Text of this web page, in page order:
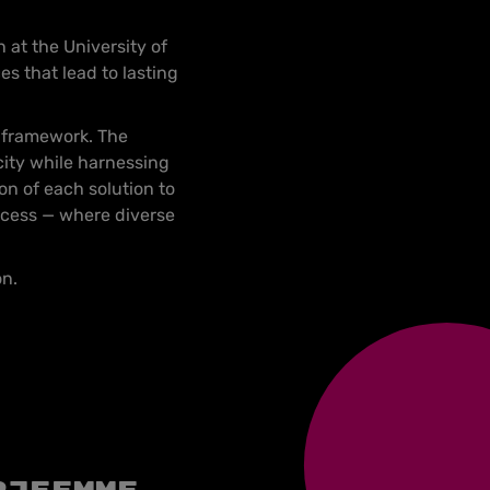
at the University of
that lead to lasting
The
while harnessing
of each solution to
— where diverse